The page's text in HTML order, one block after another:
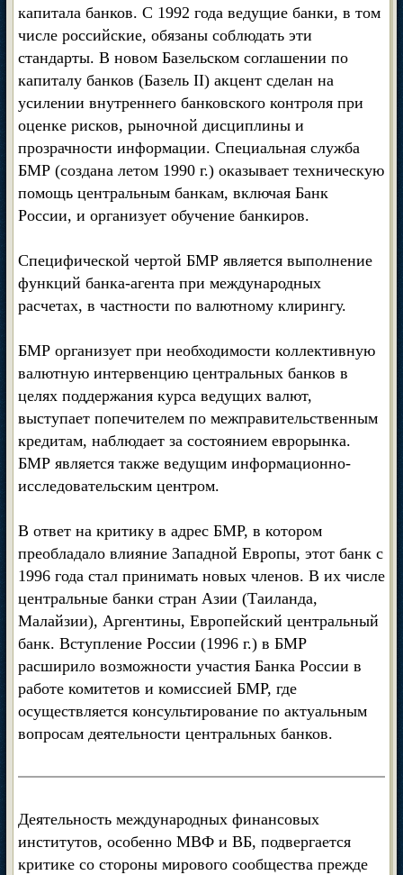
капитала банков. С 1992 года ведущие банки, в том
числе российские, обязаны соблюдать эти
стандарты. В новом Базельском соглашении по
капиталу банков (Базель II) акцент сделан на
усилении внутреннего банковского контроля при
оценке рисков, рыночной дисциплины и
прозрачности информации. Специальная служба
БМР (создана летом 1990 г.) оказывает техническую
помощь центральным банкам, включая Банк
России, и организует обучение банкиров.
Специфической чертой БМР является выполнение
функций банка-агента при международных
расчетах, в частности по валютному клирингу.
БМР организует при необходимости коллективную
валютную интервенцию центральных банков в
целях поддержания курса ведущих валют,
выступает попечителем по межправительственным
кредитам, наблюдает за состоянием еврорынка.
БМР является также ведущим информационно-
исследовательским центром.
В ответ на критику в адрес БМР, в котором
преобладало влияние Западной Европы, этот банк с
1996 года стал принимать новых членов. В их числе
центральные банки стран Азии (Таиланда,
Малайзии), Аргентины, Европейский центральный
банк. Вступление России (1996 г.) в БМР
расширило возможности участия Банка России в
работе комитетов и комиссией БМР, где
осуществляется консультирование по актуальным
вопросам деятельности центральных банков.
Деятельность международных финансовых
институтов, особенно МВФ и ВБ, подвергается
критике со стороны мирового сообщества прежде